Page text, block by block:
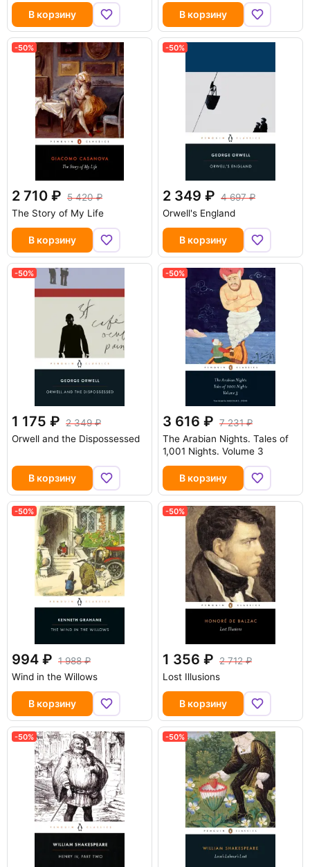
В корзину В корзину
-50%
2 710
5 420
The Story of My Life
В корзину
-50%
2 349
4 697
Orwell's England
В корзину
-50%
1 175
2 349
Orwell and the Dispossessed
В корзину
-50%
3 616
7 231
The Arabian Nights. Tales of
1,001 Nights. Volume 3
В корзину
-50%
994
1 988
Wind in the Willows
В корзину
-50%
1 356
2 712
Lost Illusions
В корзину
-50% -50%